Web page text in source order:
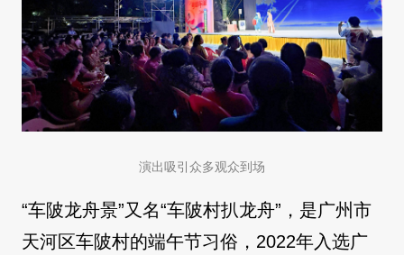
演出吸引众多观众到场
“车陂龙舟景”又名“车陂村扒龙舟”，是广州市
天河区车陂村的端午节习俗，2022年入选广